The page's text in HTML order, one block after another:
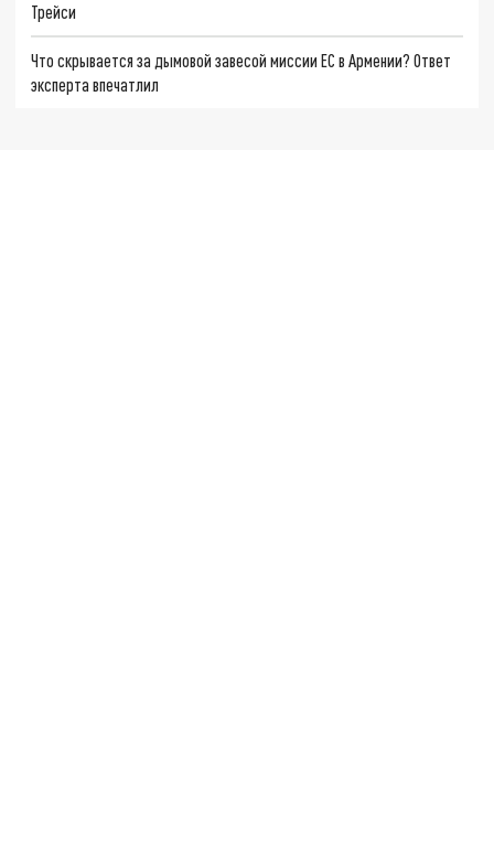
Трейси
Что скрывается за дымовой завесой миссии ЕС в Армении? Ответ
эксперта впечатлил